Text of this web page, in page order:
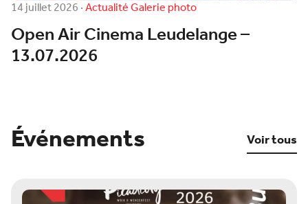
14 juillet 2026·ActualitéGalerie photo
Open Air Cinema Leudelange –
13.07.2026
Événements Voir tous